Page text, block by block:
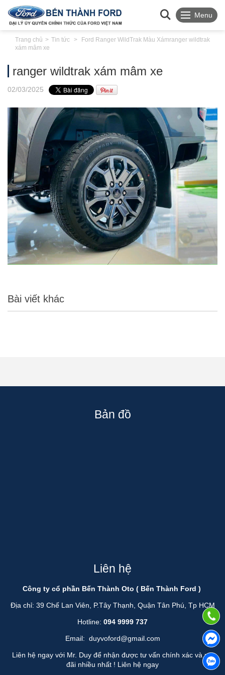
Menu
Trang chủ Tin tức Ford Ranger WildTrak Màu Xámranger wildtrak
xám mâm xe
ranger wildtrak xám mâm xe
02/03/2025
Bài viết khác
Bản đồ
Liên hệ
Công ty cổ phần Bến Thành Oto ( Bến Thành Ford )
Địa chỉ: 39 Chế Lan Viên, P.Tây Thạnh, Quận Tân Phú, Tp HCM
Hotline: 094 9999 737
Email: duyvoford@gmail.com
Liên hệ ngay với Mr. Duy để nhận được tư vấn chính xác và ưu
đãi nhiều nhất ! Liên hệ ngay